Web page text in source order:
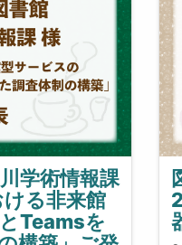
学術情報課
る非来館
Teamsを